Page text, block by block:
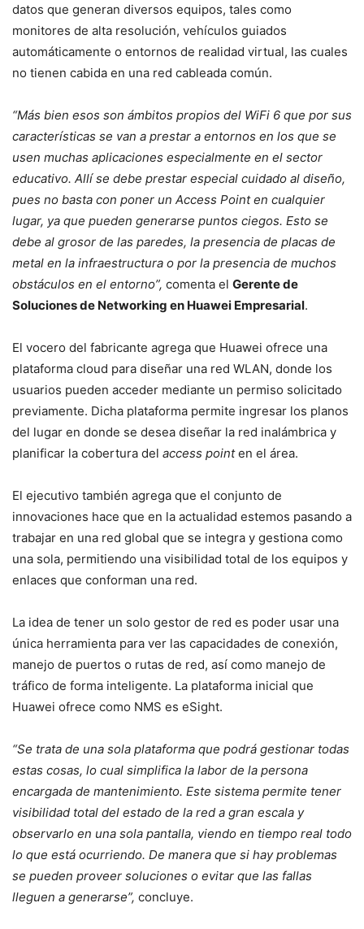
datos que generan diversos equipos, tales como
monitores de alta resolución, vehículos guiados
automáticamente o entornos de realidad virtual, las cuales
no tienen cabida en una red cableada común.
“Más bien esos son ámbitos propios del WiFi 6 que por sus
características se van a prestar a entornos en los que se
usen muchas aplicaciones especialmente en el sector
educativo. Allí se debe prestar especial cuidado al diseño,
pues no basta con poner un Access Point en cualquier
lugar, ya que pueden generarse puntos ciegos. Esto se
debe al grosor de las paredes, la presencia de placas de
metal en la infraestructura o por la presencia de muchos
obstáculos en el entorno”, comenta el Gerente de
Soluciones de Networking en Huawei Empresarial.
El vocero del fabricante agrega que Huawei ofrece una
plataforma cloud para diseñar una red WLAN, donde los
usuarios pueden acceder mediante un permiso solicitado
previamente. Dicha plataforma permite ingresar los planos
del lugar en donde se desea diseñar la red inalámbrica y
planificar la cobertura del access pointen el área.
El ejecutivo también agrega que el conjunto de
innovaciones hace que en la actualidad estemos pasando a
trabajar en una red global que se integra y gestiona como
una sola, permitiendo una visibilidad total de los equipos y
enlaces que conforman una red.
La idea de tener un solo gestor de red es poder usar una
única herramienta para ver las capacidades de conexión,
manejo de puertos o rutas de red, así como manejo de
tráfico de forma inteligente. La plataforma inicial que
Huawei ofrece como NMS es eSight.
“Se trata de una sola plataforma que podrá gestionar todas
estas cosas, lo cual simplifica la labor de la persona
encargada de mantenimiento. Este sistema permite tener
visibilidad total del estado de la red a gran escala y
observarlo en una sola pantalla, viendo en tiempo real todo
lo que está ocurriendo. De manera que si hay problemas
se pueden proveer soluciones o evitar que las fallas
lleguen a generarse”, concluye.